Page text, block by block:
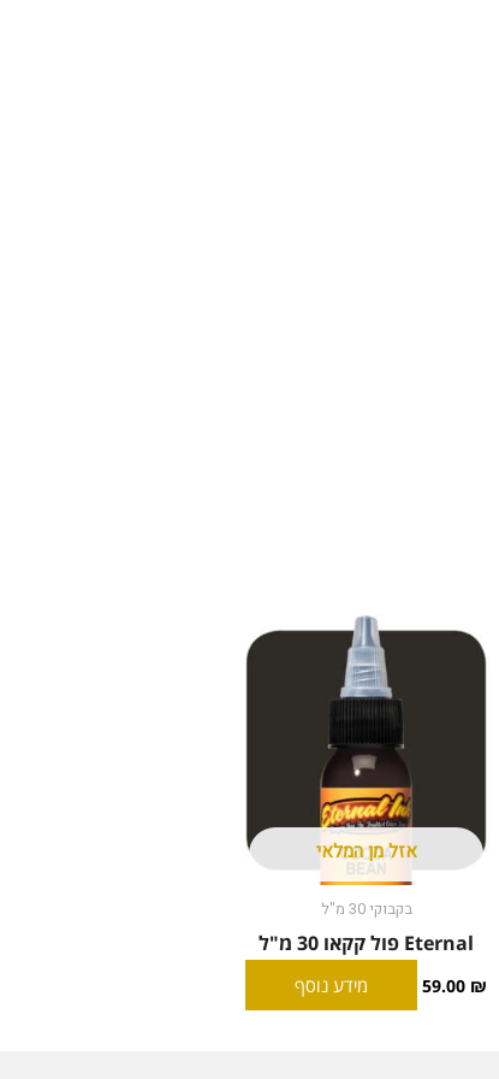
אזל מן המלאי
בקבוקי 30 מ"ל
Eternal פול קקאו 30 מ"ל
59.00 ₪ מידע נוסף